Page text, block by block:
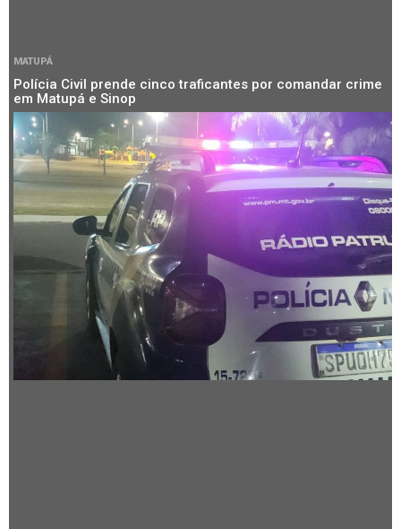
MATUPÁ
Polícia Civil prende cinco traficantes por comandar crime
em Matupá e Sinop